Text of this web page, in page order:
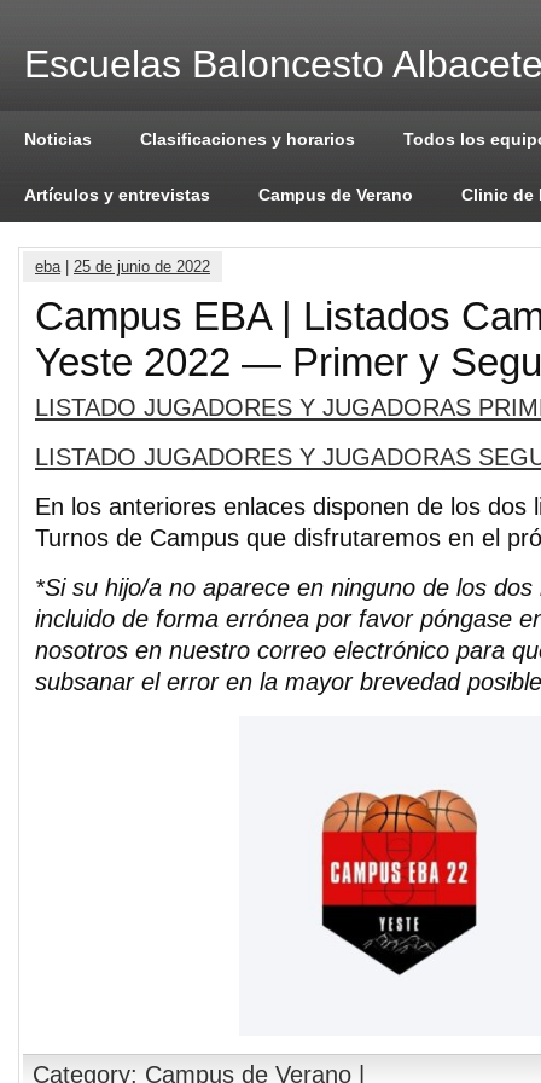
Escuelas Baloncesto
Noticias Clasificaciones y horarios Todos los
Artículos y entrevistas Campus de Verano Clinic de
eba| 25 de junio de 2022
Campus EBA | Listados
Yeste 2022 — Primer y
LISTADO JUGADORES Y JUGADORAS
LISTADO JUGADORES Y JUGADORAS
En los anteriores enlaces disponen de los dos
Turnos de Campus que disfrutaremos en el
*Si su hijo/a no aparece en ninguno de los
incluido de forma errónea por favor póngase
nosotros en nuestro correo electrónico para
subsanar el error en la mayor brevedad
Category: Campus de Verano